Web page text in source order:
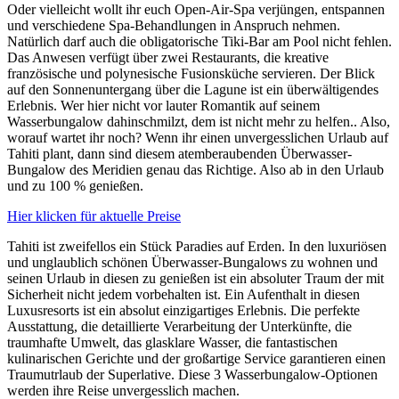
Oder vielleicht wollt ihr euch Open-Air-Spa verjüngen, entspannen
und verschiedene Spa-Behandlungen in Anspruch nehmen.
Natürlich darf auch die obligatorische Tiki-Bar am Pool nicht fehlen.
Das Anwesen verfügt über zwei Restaurants, die kreative
französische und polynesische Fusionsküche servieren. Der Blick
auf den Sonnenuntergang über die Lagune ist ein überwältigendes
Erlebnis. Wer hier nicht vor lauter Romantik auf seinem
Wasserbungalow dahinschmilzt, dem ist nicht mehr zu helfen.. Also,
worauf wartet ihr noch? Wenn ihr einen unvergesslichen Urlaub auf
Tahiti plant, dann sind diesem atemberaubenden Überwasser-
Bungalow des Meridien genau das Richtige. Also ab in den Urlaub
und zu 100 % genießen.
Hier klicken für aktuelle Preise
Tahiti ist zweifellos ein Stück Paradies auf Erden. In den luxuriösen
und unglaublich schönen Überwasser-Bungalows zu wohnen und
seinen Urlaub in diesen zu genießen ist ein absoluter Traum der mit
Sicherheit nicht jedem vorbehalten ist. Ein Aufenthalt in diesen
Luxusresorts ist ein absolut einzigartiges Erlebnis. Die perfekte
Ausstattung, die detaillierte Verarbeitung der Unterkünfte, die
traumhafte Umwelt, das glasklare Wasser, die fantastischen
kulinarischen Gerichte und der großartige Service garantieren einen
Traumutrlaub der Superlative. Diese 3 Wasserbungalow-Optionen
werden ihre Reise unvergesslich machen.